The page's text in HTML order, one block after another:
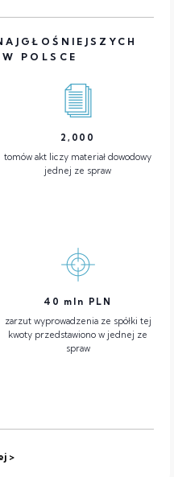
POLSCE
2,000
tomów akt liczy materiał dowodowy
jednej ze spraw
40 mln PLN
zarzut wyprowadzenia ze spółki tej
kwoty przedstawiono w jednej ze
spraw